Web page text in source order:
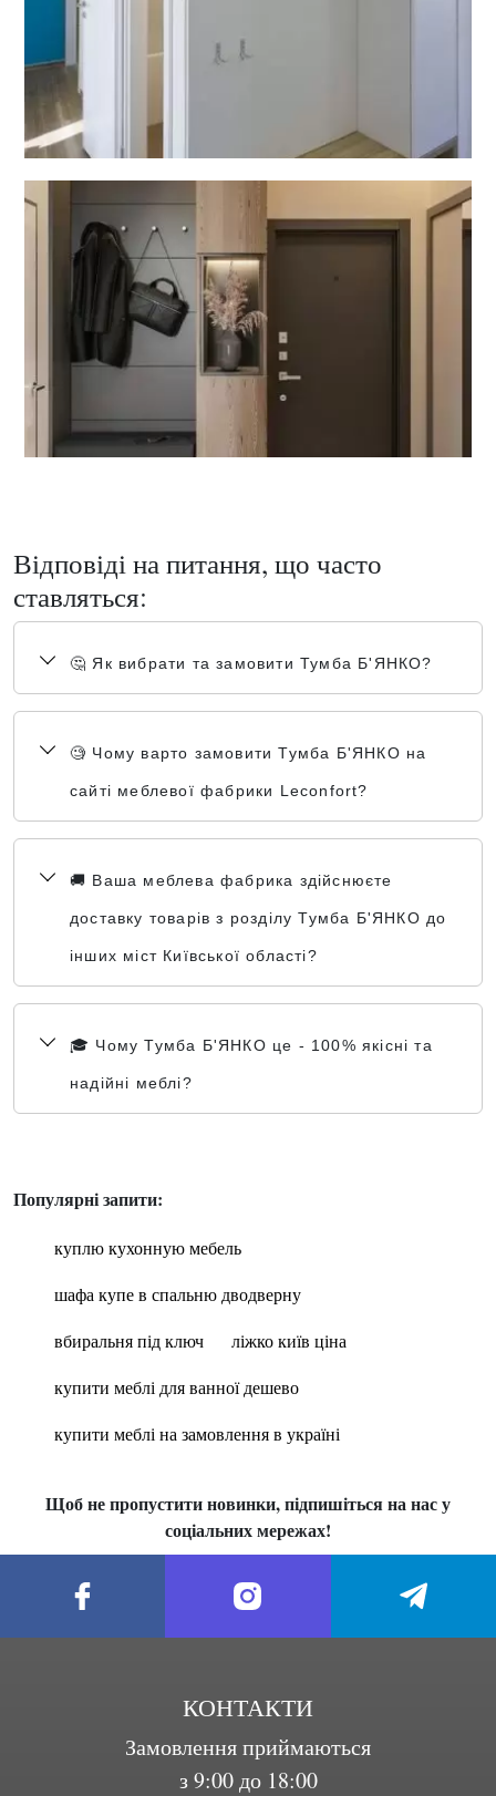
Відповіді на питання, що часто
ставляться:
🤔 Як вибрати та замовити Тумба Б'ЯНКО?
🧐 Чому варто замовити Тумба Б'ЯНКО на
сайті меблевої фабрики Leconfort?
🚚 Ваша меблева фабрика здійснюєте
доставку товарів з розділу Тумба Б'ЯНКО до
інших міст Київської області?
🎓 Чому Тумба Б'ЯНКО це - 100% якісні та
надійні меблі?
Популярні запити:
куплю кухонную мебель
шафа купе в спальню дводверну
вбиральня під ключ
ліжко київ ціна
купити меблі для ванної дешево
купити меблі на замовлення в україні
Щоб не пропустити новинки, підпишіться на нас у
соціальних мережах!
КОНТАКТИ
Замовлення приймаються
з 9:00 до 18:00